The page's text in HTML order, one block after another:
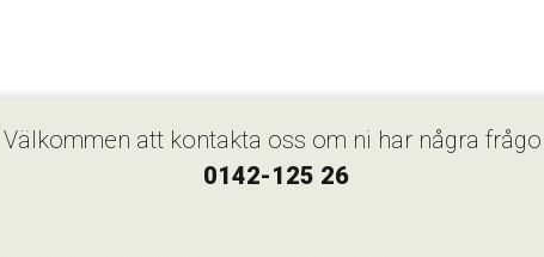
Välkommen att kontakta oss om ni har några
0142-125 26